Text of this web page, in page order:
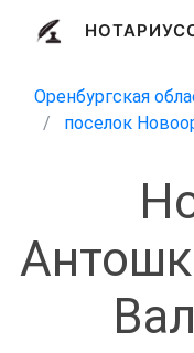
Оренбургская
поселок